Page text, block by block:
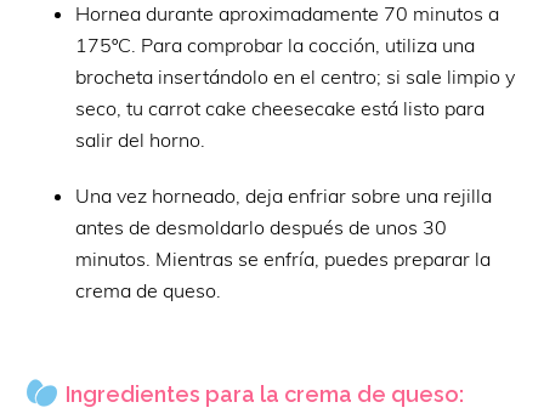
Hornea durante aproximadamente 70 minutos a
175ºC. Para comprobar la cocción, utiliza una
brocheta insertándolo en el centro; si sale limpio y
seco, tu carrot cake cheesecake está listo para
salir del horno.
Una vez horneado, deja enfriar sobre una rejilla
antes de desmoldarlo después de unos 30
minutos. Mientras se enfría, puedes preparar la
crema de queso.
Ingredientes para la crema de queso: